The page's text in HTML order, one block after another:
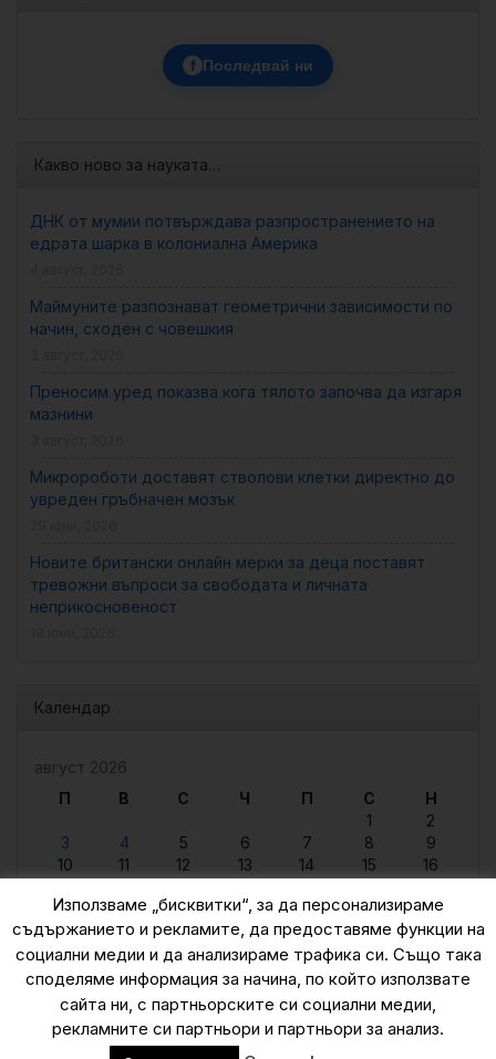
f Последвай ни
Какво ново за науката…
ДНК от мумии потвърждава разпространението на
едрата шарка в колониална Америка
Маймуните разпознават геометрични зависимости по
начин, сходен с човешкия
Преносим уред показва кога тялото започва да изгаря
мазнини
Микророботи доставят стволови клетки директно до
увреден гръбначен мозък
Новите британски онлайн мерки за деца поставят
тревожни въпроси за свободата и личната
неприкосновеност
Календар
август 2026
П
В С Ч П С
Н
1
2
3
4 5 6 7 8
9
10
11 12 13 14 15
16
24
25 26 27 28 29
30
31
« юни
Използваме „бисквитки“, за да персонализираме
съдържанието и рекламите, да предоставяме функции на
социални медии и да анализираме трафика си. Също така
споделяме информация за начина, по който използвате
сайта ни, с партньорските си социални медии,
рекламните си партньори и партньори за анализ.